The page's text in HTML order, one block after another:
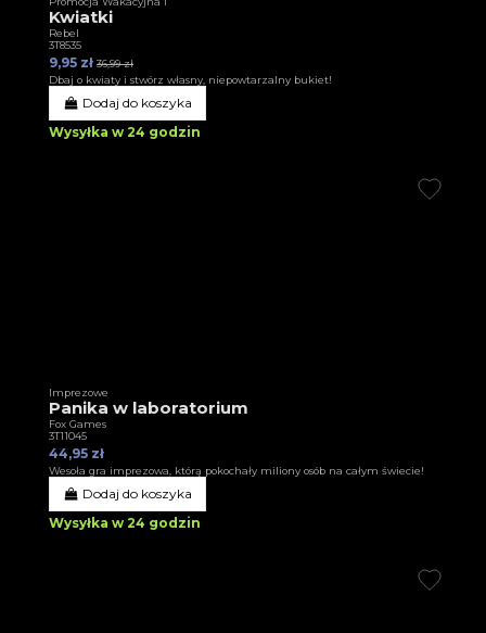
Kwiatki
Rebel
3T8535
9,95 zł 36,99 zł
Dbaj o kwiaty i stwórz własny, niepowtarzalny bukiet!
Dodaj do koszyka
Wysyłka w 24 godzin
Imprezowe
Panika w laboratorium
Fox Games
3T11045
44,95 zł
Wesoła gra imprezowa, którą pokochały miliony osób na całym świecie!
Dodaj do koszyka
Wysyłka w 24 godzin